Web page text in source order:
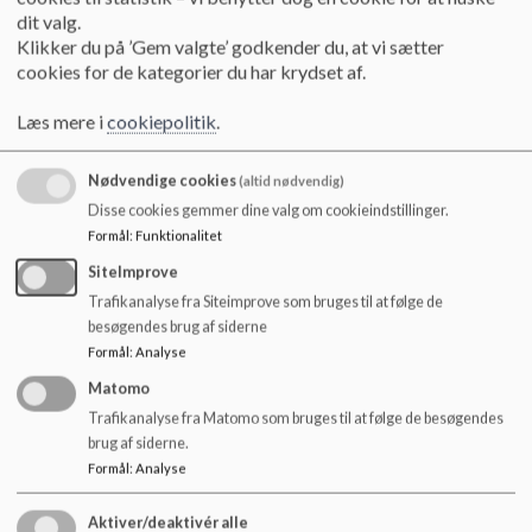
undervisningen og samværet omkring undervisningen.
Stærkt samarbejde
samarbejde. Hver klasse har en primærpædagog, der er i
skolen en fast ugentlig dag. Her er der mulighed for at
arbejde med ændrede undervisningsformer, varieret
undervisning, holddeling mm. for at understøtte børnenes
udviklings- og læringspotentialer. Pædagogerne og lærernes
samtidige tilstedeværelse skaber mere tid til det enkelte
barn.
Primærpædagogen følger børnene gennem indskolingen helt
frem til 4. klasse. Det skaber tryghed, kendskab og
kontinuitet for børnene.
Primærpædagogen deltager i skole-hjem-samtaler,
forældremøder i klassen og på årgang og netværksmøder,
når vi har en særlig indsats omkring et enkelt barn eller en
børnegruppe.
dit valg.
Klikker du på ’Gem valgte’ godkender du, at vi sætter
cookies for de kategorier du har krydset af.
Læs mere icookiepolitik.
Nødvendige cookies(altid nødvendig)
Disse cookies gemmer dine valg om cookieindstillinger.
Formål: Funktionalitet
SiteImprove
Trafikanalyse fra Siteimprove som bruges til at følge de
besøgendes brug af siderne
Formål: Analyse
Matomo
Trafikanalyse fra Matomo som bruges til at følge de besøgendes
brug af siderne.
Formål: Analyse
Aktiver/deaktivér alle